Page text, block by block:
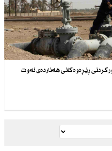
ڕێڕەوەكانی هەناردەی نەوت